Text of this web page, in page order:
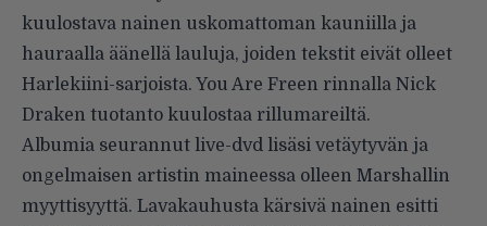
kuulostava nainen uskomattoman kauniilla ja
hauraalla äänellä lauluja, joiden tekstit eivät olleet
Harlekiini-sarjoista. You Are Freen rinnalla Nick
Draken tuotanto kuulostaa rillumareiltä.
Albumia seurannut live-dvd lisäsi vetäytyvän ja
ongelmaisen artistin maineessa olleen Marshallin
myyttisyyttä. Lavakauhusta kärsivä nainen esitti